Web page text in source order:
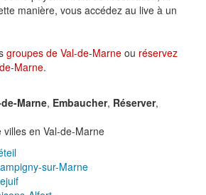
manière, vous accédez au live à un
groupes de Val-de-Marneou réservez
Marne.
Marne, Embaucher, Réserver,
en Val-de-Marne
sur-Marne